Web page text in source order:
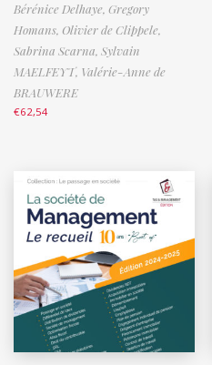
Bérénice Delhaye, Gregory
Homans, Olivier de Clippele,
Sabrina Scarna, Sylvain
MAELFEYT, Valérie-Anne de
BRAUWERE
€62,54